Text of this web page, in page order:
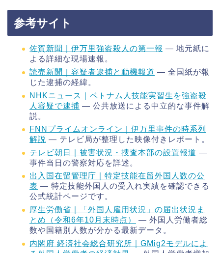
参考サイト
佐賀新聞｜伊万里強盗殺人の第一報 ― 地元紙に
よる詳細な現場速報。
読売新聞｜容疑者逮捕と動機報道 ― 全国紙が報
じた逮捕の経緯。
NHKニュース｜ベトナム人技能実習生を強盗殺
人容疑で逮捕 ― 公共放送による中立的な事件解
説。
FNNプライムオンライン｜伊万里事件の時系列
解説 ― テレビ局が整理した映像付きレポート。
テレビ朝日｜被害状況・捜査本部の設置報道 ―
事件当日の警察対応を詳述。
出入国在留管理庁｜特定技能在留外国人数の公
表 ― 特定技能外国人の受入れ実績を確認できる
公式統計ページです。
厚生労働省｜「外国人雇用状況」の届出状況ま
とめ（令和6年10月末時点）
― 外国人労働者総
数や国籍別人数が分かる最新データ。
内閣府 経済社会総合研究所｜GMig2モデルによ